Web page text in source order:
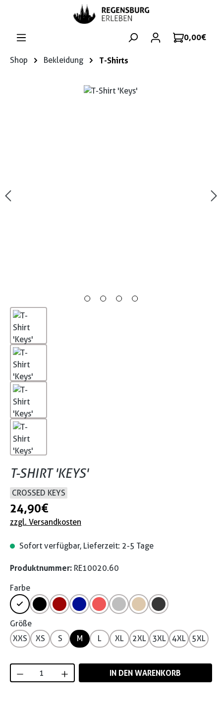
Zum Hauptinhalt springen
0,00 €
Shop Bekleidung T-Shirts
Bildergalerie überspringen
T-SHIRT 'KEYS'
CROSSED KEYS
24,90 €
zzgl. Versandkosten
Sofort verfügbar, Lieferzeit: 2-5 Tage
Produktnummer: RE10020.60
Farbe
Größe
XXS
XS S M L XL 2XL 3XL 4XL 5XL
Produkt Anzahl: Gib den gewünschten
IN DEN WARENKORB